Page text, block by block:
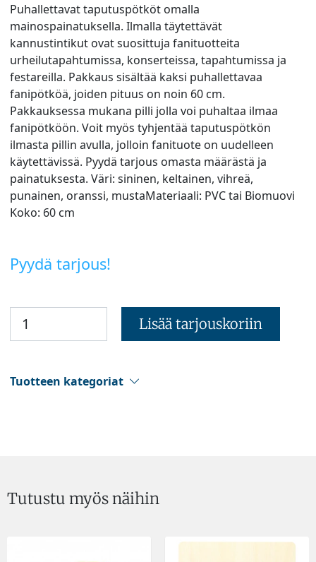
Puhallettavat taputuspötköt omalla
mainospainatuksella. Ilmalla täytettävät
kannustintikut ovat suosittuja fanituotteita
urheilutapahtumissa, konserteissa, tapahtumissa ja
festareilla. Pakkaus sisältää kaksi puhallettavaa
fanipötköä, joiden pituus on noin 60 cm.
Pakkauksessa mukana pilli jolla voi puhaltaa ilmaa
fanipötköön. Voit myös tyhjentää taputuspötkön
ilmasta pillin avulla, jolloin fanituote on uudelleen
käytettävissä. Pyydä tarjous omasta määrästä ja
painatuksesta. Väri: sininen, keltainen, vihreä,
punainen, oranssi, mustaMateriaali: PVC tai Biomuovi
Koko: 60 cm
Pyydä tarjous!
Lisää tarjouskoriin
Tuotteen kategoriat
Tutustu myös näihin